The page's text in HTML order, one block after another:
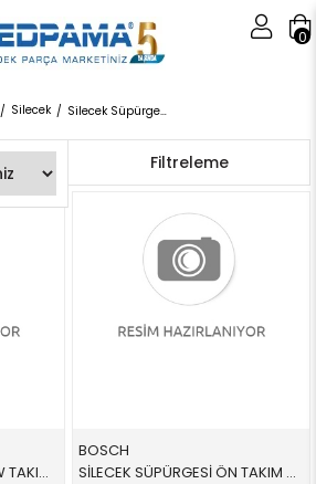
0
Silecek Silecek Süpürgeleri
Filtreleme
SİLECEK SÜPÜRGESİ BMW TAKIM ÖN E39 5 SERİSİ 1996-2004
BOSCH
SİLECEK SÜPÜRGESİ ÖN TAKIM A945S 3397007945 61612407288 61615A27D68 F48 SET 2018-